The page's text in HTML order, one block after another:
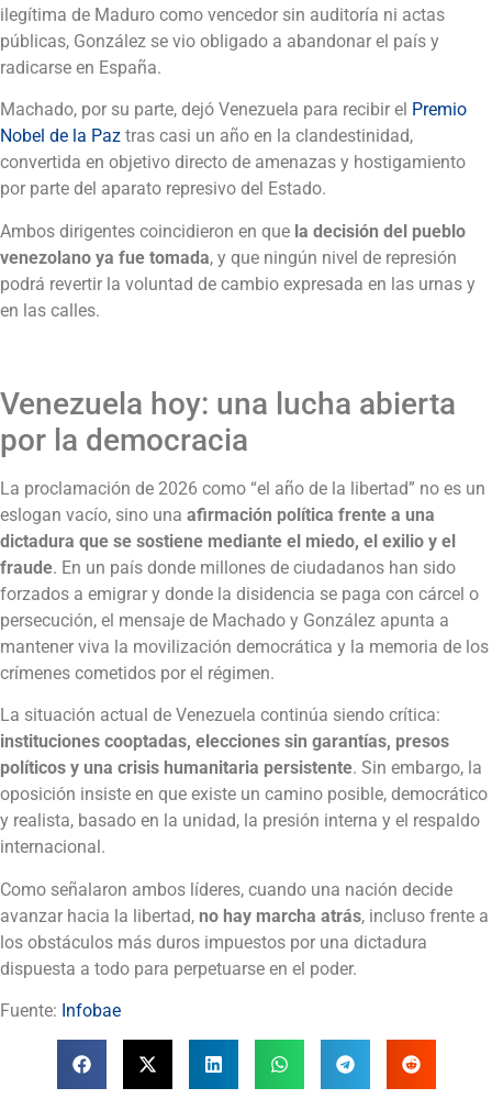
ilegítima de Maduro como vencedor sin auditoría ni actas
públicas, González se vio obligado a abandonar el país y
radicarse en España.
Machado, por su parte, dejó Venezuela para recibir el Premio
Nobel de la Paz tras casi un año en la clandestinidad,
convertida en objetivo directo de amenazas y hostigamiento
por parte del aparato represivo del Estado.
Ambos dirigentes coincidieron en que la decisión del pueblo
venezolano ya fue tomada, y que ningún nivel de represión
podrá revertir la voluntad de cambio expresada en las urnas y
en las calles.
Venezuela hoy: una lucha abierta
por la democracia
La proclamación de 2026 como “el año de la libertad” no es un
eslogan vacío, sino una afirmación política frente a una
dictadura que se sostiene mediante el miedo, el exilio y el
fraude. En un país donde millones de ciudadanos han sido
forzados a emigrar y donde la disidencia se paga con cárcel o
persecución, el mensaje de Machado y González apunta a
mantener viva la movilización democrática y la memoria de los
crímenes cometidos por el régimen.
La situación actual de Venezuela continúa siendo crítica:
instituciones cooptadas, elecciones sin garantías, presos
políticos y una crisis humanitaria persistente. Sin embargo, la
oposición insiste en que existe un camino posible, democrático
y realista, basado en la unidad, la presión interna y el respaldo
internacional.
Como señalaron ambos líderes, cuando una nación decide
avanzar hacia la libertad, no hay marcha atrás, incluso frente a
los obstáculos más duros impuestos por una dictadura
dispuesta a todo para perpetuarse en el poder.
Fuente: Infobae